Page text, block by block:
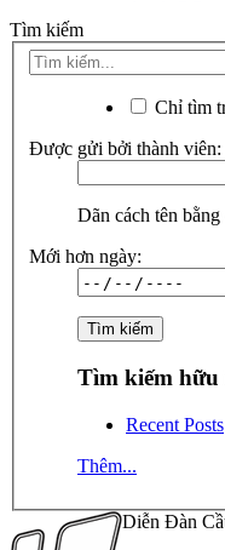
Tìm kiếm
Chỉ tìm
Được gửi bởi thành viên:
Dãn cách tên
Mới hơn ngày:
Tìm kiếm hữu
Recent Posts
Thêm...
Diễn Đàn